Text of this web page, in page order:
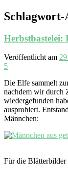
Herbstbastelei:
Veröffentlicht am
5
Die Elfe sammelt
nachdem wir durch
wiedergefunden
ausprobiert.
Männchen:
Für die Blätterbilder